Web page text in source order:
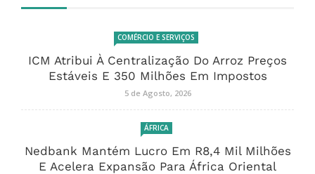
COMÉRCIO E SERVIÇOS
ICM Atribui À Centralização Do Arroz Preços
Estáveis E 350 Milhões Em Impostos
5 de Agosto, 2026
ÁFRICA
Nedbank Mantém Lucro Em R8,4 Mil Milhões
E Acelera Expansão Para África Oriental